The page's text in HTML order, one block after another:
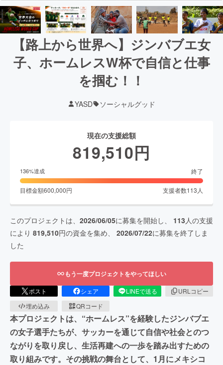
【路上から世界へ】ジンバブエ女
子、ホームレスW杯で自信と仕事
を掴む！！
YASD ソーシャルグッド
現在の支援総額
819,510円
136%達成 終了
目標金額600,000円 支援者数113 人
このプロジェクトは、 2026/06/05に募集を開始し、 113 人の支援
により 819,510円の資金を集め、 2026/07/22に募集を終了しま
した
もう一度プロジェクトをやってほしい
ポスト シェア LINEで送る
URLコピー
埋め込み
QRコード
本プロジェクトは、“ホームレス”を経験したジンバブエ
の女子選手たちが、サッカーを通じて自信や社会とのつ
ながりを取り戻し、生活再建への一歩を踏み出すための
取り組みです。その挑戦の舞台として、1月にメキシコ